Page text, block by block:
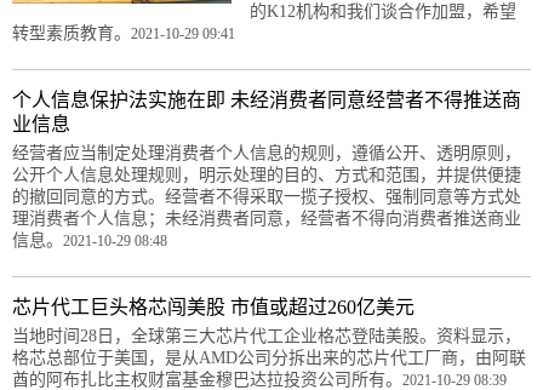
的K12机构和我们谈合作加盟，希望
转型素质教育。 2021-10-29 09:41
个人信息保护法实施在即 未经消费者同意经营者不得推送商
业信息
经营者应当制定处理消费者个人信息的规则，遵循公开、透明原则，
公开个人信息处理规则，明示处理的目的、方式和范围，并提供便捷
的撤回同意的方式。经营者不得采取一揽子授权、强制同意等方式处
理消费者个人信息；未经消费者同意，经营者不得向消费者推送商业
信息。 2021-10-29 08:48
芯片代工巨头格芯闯美股 市值或超过260亿美元
当地时间28日，全球第三大芯片代工企业格芯登陆美股。资料显示，
格芯总部位于美国，是从AMD公司分拆出来的芯片代工厂商，由阿联
酋的阿布扎比主权财富基金穆巴达拉投资公司所有。 2021-10-29 08:39